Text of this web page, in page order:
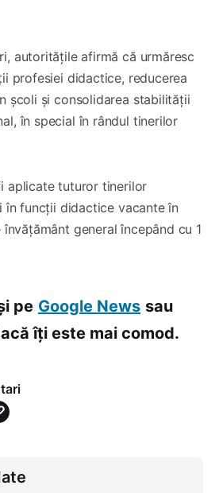
autoritățile afirmă că urmăresc
profesiei didactice, reducerea
școli și consolidarea stabilității
în special în rândul tinerilor
aplicate tuturor tinerilor
în funcții didactice vacante în
general începând cu 1
pe Google News sau
îți este mai comod.